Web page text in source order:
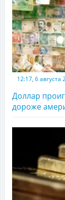
12:17, 6 августа
Доллар
дороже